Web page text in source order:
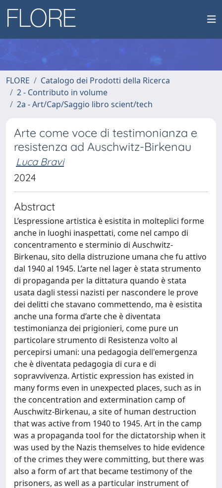
FLORE
Catalogo dei Prodotti della Ricerca
2 - Contributo in volume
2a - Art/Cap/Saggio libro scient/tech
Arte come voce di testimonianza e
resistenza ad Auschwitz-Birkenau
Luca Bravi
2024
Abstract
L’espressione artistica è esistita in molteplici forme
anche in luoghi inaspettati, come nel campo di
concentramento e sterminio di Auschwitz-
Birkenau, sito della distruzione umana che fu attivo
dal 1940 al 1945. L’arte nel lager è stata strumento
di propaganda per la dittatura quando è stata
usata dagli stessi nazisti per nascondere le prove
dei delitti che stavano commettendo, ma è esistita
anche una forma d’arte che è diventata
testimonianza dei prigionieri, come pure un
particolare strumento di Resistenza volto al
percepirsi umani: una pedagogia dell'emergenza
che è diventata pedagogia di cura e di
sopravvivenza. Artistic expression has existed in
many forms even in unexpected places, such as in
the concentration and extermination camp of
Auschwitz-Birkenau, a site of human destruction
that was active from 1940 to 1945. Art in the camp
was a propaganda tool for the dictatorship when it
was used by the Nazis themselves to hide evidence
of the crimes they were committing, but there was
also a form of art that became testimony of the
prisoners, as well as a particular instrument of